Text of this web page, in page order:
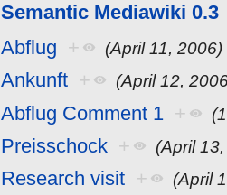
Semantic Mediawiki 0.3
Abflug + (April 11, 2006)
Ankunft + (April 12,
Abflug Comment 1 +
Preisschock + (April
Research visit + (April